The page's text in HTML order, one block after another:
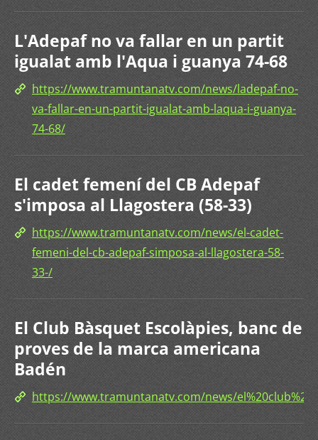
L'Adepaf no va fallar en un partit
igualat amb l'Aqua i guanya 74-68
https://www.tramuntanatv.com/news/ladepaf-no-
va-fallar-en-un-partit-igualat-amb-laqua-i-guanya-
74-68/
El cadet femení del CB Adepaf
s'imposa al Llagostera (58-33)
https://www.tramuntanatv.com/news/el-cadet-
femeni-del-cb-adepaf-simposa-al-llagostera-58-
33-/
El Club Bàsquet Escolàpies, banc de
proves de la marca americana
Badén
https://www.tramuntanatv.com/news/